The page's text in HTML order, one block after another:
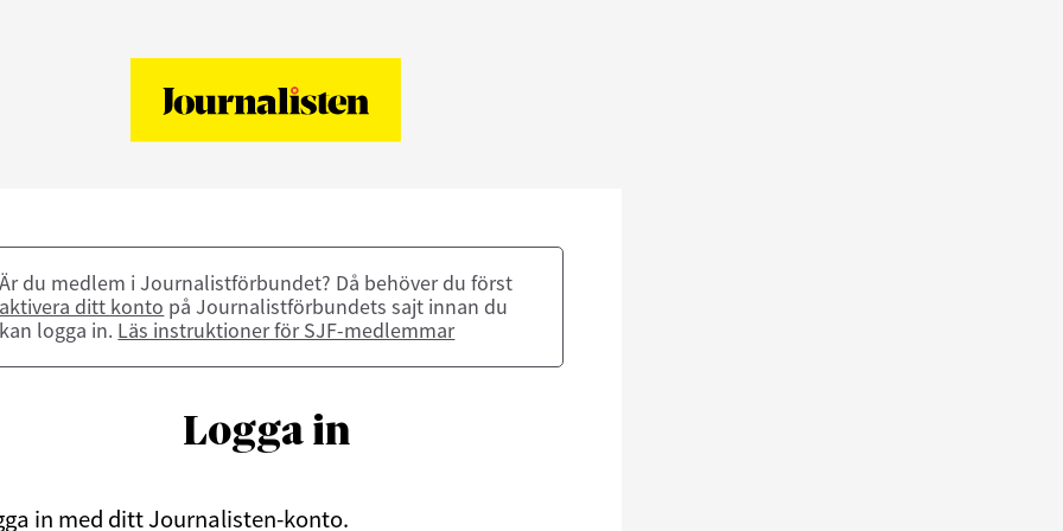
Är du medlem i Journalistförbundet? Då behöver du först
aktivera ditt konto på Journalistförbundets sajt innan du
kan logga in. Läs instruktioner för SJF-medlemmar
Logga in
in med ditt Journalisten-konto.